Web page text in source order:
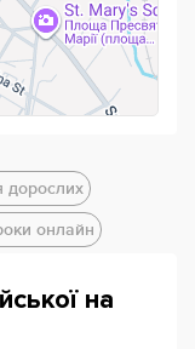
дорослих
онлайн
на